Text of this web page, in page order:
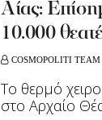
Αίας:
10.000
COSMOPOLITI TEAM
Το θερμό
στο Αρχαίο